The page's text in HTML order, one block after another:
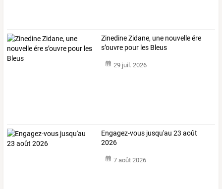
Zinedine Zidane, une nouvelle ére
s’ouvre pour les Bleus
29 juil. 2026
Engagez-vous jusqu'au 23 août
2026
7 août 2026